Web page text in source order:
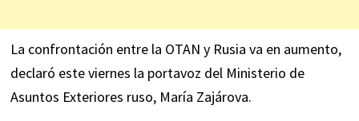
La confrontación entre la OTAN y Rusia va en aumento,
declaró este viernes la portavoz del Ministerio de
Asuntos Exteriores ruso, María Zajárova.